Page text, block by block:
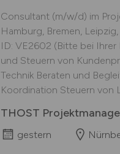
Consultant (m/w/d) im
Hamburg, Bremen,
ID: VE2602 (Bitte bei
und Steuern von
Technik Beraten und
Koordination Steuern von
THOST
gestern